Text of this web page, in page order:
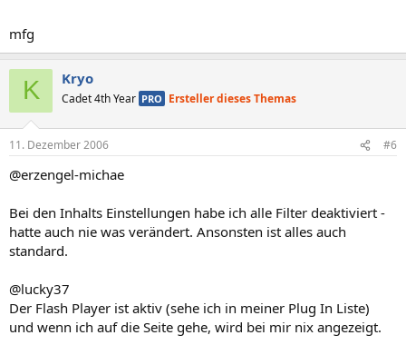
mfg
K Kryo
Cadet 4th Year PRO Ersteller dieses Themas
11. Dezember 2006 #6
@erzengel-michae
Bei den Inhalts Einstellungen habe ich alle Filter deaktiviert -
hatte auch nie was verändert. Ansonsten ist alles auch
standard.
@lucky37
Der Flash Player ist aktiv (sehe ich in meiner Plug In Liste)
und wenn ich auf die Seite gehe, wird bei mir nix angezeigt.